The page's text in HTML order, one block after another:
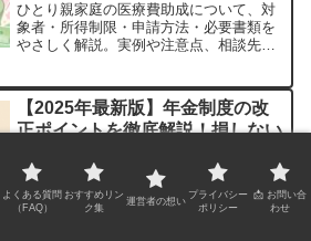
ひとり親家庭の医療費助成について、対
象者・所得制限・申請方法・必要書類を
やさしく解説。実例や注意点、相談先も
【2025年最新版】年金制度の改
正ポイントを徹底解説！損しない
はじめに なぜ年金制度の改正が注目さ
れているのか？少子高齢化、非正規雇用
の増加、老後2000万円問題……。こうし
よくある質問
（FAQ）
おすすめリン
ク集
運営者の想い
プライバシー
ポリシー
📩 お問い合
わせ